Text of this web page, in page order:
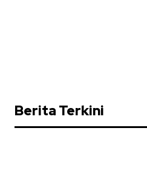
Berita Terkini